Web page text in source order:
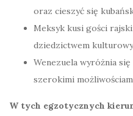
oraz cieszyć się
Meksyk kusi gości
dziedzictwem
Wenezuela wyróżnia
szerokimi
W tych egzotycznych